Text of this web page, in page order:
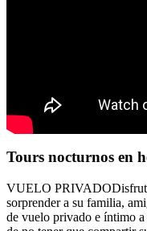
Tours nocturnos en
VUELO
sorprender a su familia,
de vuelo privado e íntimo